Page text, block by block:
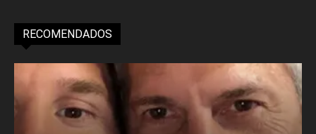
RECOMENDADOS